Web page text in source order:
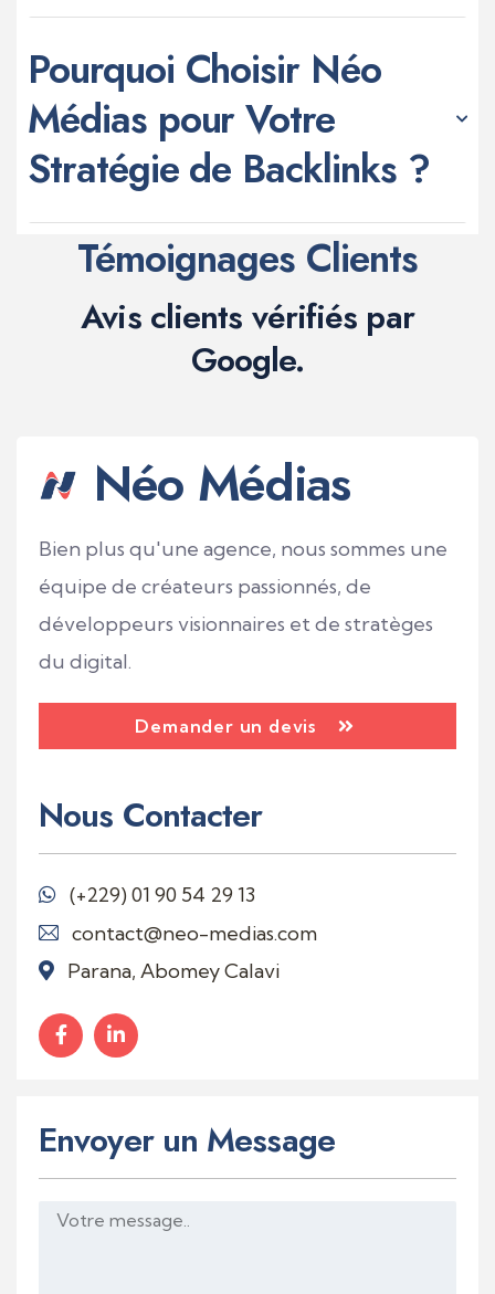
Pourquoi Choisir Néo
Médias pour Votre
Stratégie de Backlinks ?
Témoignages Clients
Avis clients vérifiés par
Google.
Néo Médias
Bien plus qu'une agence, nous sommes une
équipe de créateurs passionnés, de
développeurs visionnaires et de stratèges
du digital.
Demander un devis
Nous Contacter
(+229)01 90 54 29 13
contact@neo-medias.com
Parana, Abomey Calavi
Envoyer un Message